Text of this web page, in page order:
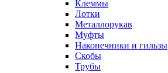
Клеммы
Лотки
Металлорукав
Муфты
Наконечники и гильзы
Скобы
Трубы